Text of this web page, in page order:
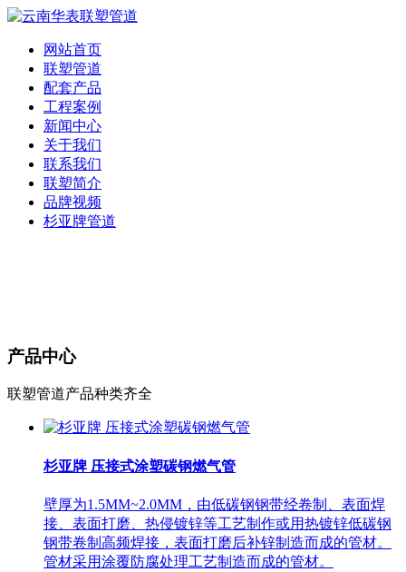
网站首页
联塑管道
配套产品
工程案例
新闻中心
关于我们
联系我们
联塑简介
品牌视频
杉亚牌管道
产品中心
联塑管道产品种类齐全
杉亚牌 压接式涂塑碳钢燃气管
壁厚为1.5MM~2.0MM，由低碳钢钢带经卷制、表面焊
接、表面打磨、热侵镀锌等工艺制作或用热镀锌低碳钢
钢带卷制高频焊接，表面打磨后补锌制造而成的管材。
管材采用涂覆防腐处理工艺制造而成的管材。